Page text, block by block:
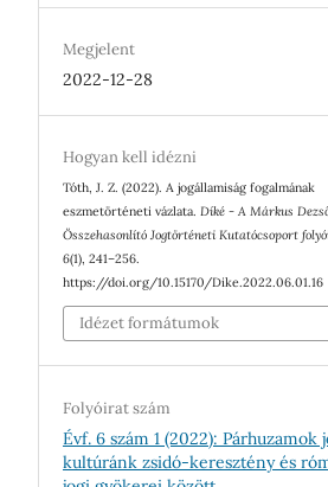
Megjelent
2022-12-28
Hogyan kell idézni
Tóth, J. Z. (2022). A jogállamiság fogalmának
eszmetörténeti vázlata.Díké - A Márkus
Összehasonlító Jogtörténeti Kutatócsoport
6(1), 241–256.
https://doi.org/10.15170/Dike.2022.06.01.16
Idézet formátumok
Folyóirat szám
Évf. 6 szám 1 (2022): Párhuzamok
kultúránk zsidó-keresztény és